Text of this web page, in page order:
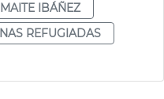
MAITE IBÁÑEZ
REFUGIADAS